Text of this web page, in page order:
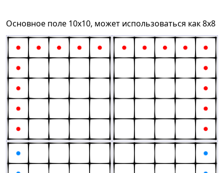
Основное поле 10x10, может использоваться как 8x8